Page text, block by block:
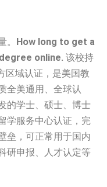
How long to get a
online. 该校持
区域认证，是美国教
全美通用、全球认
的学士、硕士、博士
学服务中心认证，完
垒，可正常用于国内
研申报、人才认定等